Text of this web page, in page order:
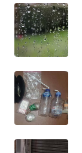
Network
KONSUMEN
LISTRIK
MASYARAKAT
KELISTRIKAN
ID